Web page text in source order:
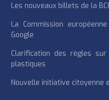
Les nouveaux billets de la
La Commission
Google
Clarification des règles
plastiques
Nouvelle initiative citoyenne